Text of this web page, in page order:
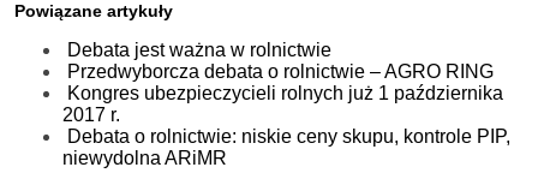
Powiązane artykuły
Debata jest ważna w rolnictwie
Przedwyborcza debata o rolnictwie – AGRO RING
Kongres ubezpieczycieli rolnych już 1 października
2017 r.
Debata o rolnictwie: niskie ceny skupu, kontrole PIP,
niewydolna ARiMR